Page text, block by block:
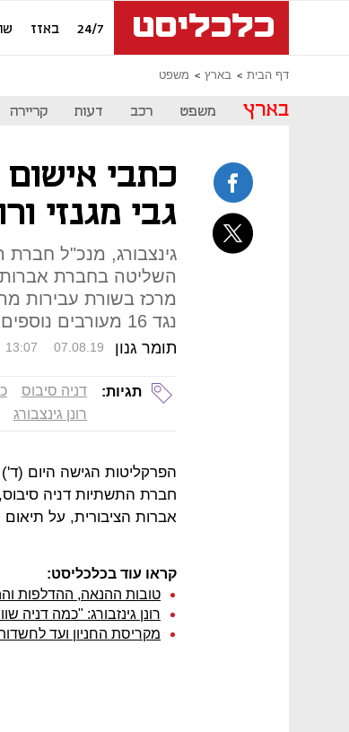
24/7 באזז
דף הבית בארץ משפט
בארץ משפט רכב דעות קריירה
כתבי
גבי מגנזי
גינצבורג, מנכ"ל חברת
השליטה בחברת אברות
מרכז בשורת עבירות
נגד 16 מעורבים נוספים, בהם המהנדס גיל שולדנפריי
תומר גנון 13:07 07.08.19
תגיות: דניה סיבוס
רונן גינצבורג
הפרקליטות הגישה היום
חברת התשתיות דניה סיבוס,
אברות הציבורית, על תיאום
קראו עוד בכלכליסט:
טובות ההנאה, ההדלפות
רונן גינזבורג: "כמה דניה שווה? בין 250 ל־350
מקריסת החניון ועד